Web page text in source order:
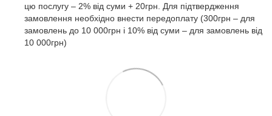
цю послугу – 2% від суми + 20грн. Для підтвердження
замовлення необхідно внести передоплату (300грн – для
замовлень до 10 000грн і 10% від суми – для замовлень від
10 000грн)